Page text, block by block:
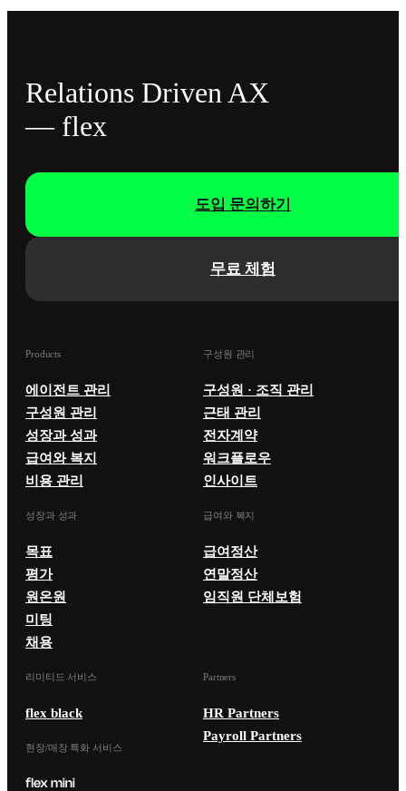
Relations Driven AX
— flex
무료 체험
도입 문의하기
Products
에이전트 관리
구성원 관리
성장과 성과
급여와 복지
비용 관리
구성원 관리
구성원 · 조직 관리
근태 관리
전자계약
워크플로우
인사이트
성장과 성과
목표
평가
원온원
미팅
채용
급여와 복지
급여정산
연말정산
임직원 단체보험
리미티드 서비스
flex black
현장/매장 특화 서비스
Partners
HR Partners
Payroll Partners